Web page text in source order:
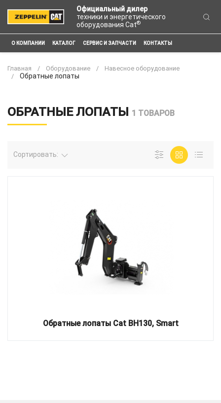
Официальный дилер
техники и энергетического
оборудования Cat®
О КОМПАНИИ КАТАЛОГ СЕРВИС И ЗАПЧАСТИ КОНТАКТЫ
Главная Оборудование Навесное оборудование
Обратные лопаты
ОБРАТНЫЕ ЛОПАТЫ 1 ТОВАРОВ
Сортировать:
Обратные лопаты Cat BH130, Smart